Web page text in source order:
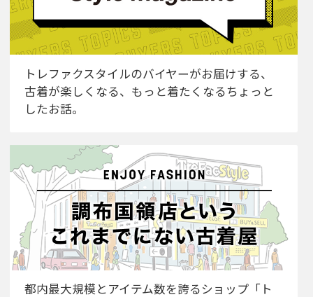
トレファクスタイルのバイヤーがお届けする、
古着が楽しくなる、もっと着たくなるちょっと
したお話。
都内最大規模とアイテム数を誇るショップ「ト